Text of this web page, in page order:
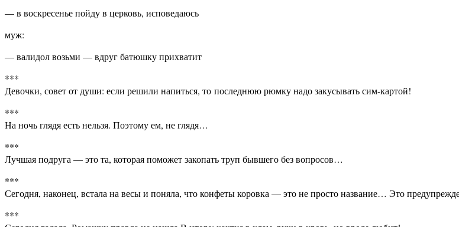
— в воскресенье пойду в церковь, исповедаюсь
муж:
— валидол возьми — вдруг батюшку прихватит
***
Девочки, совет от души: если решили напиться, то последнюю рюмку надо закусывать сим-картой!
***
На ночь глядя есть нельзя. Поэтому ем, не глядя…
***
Лучшая подруга — это та, которая поможет закопать труп бывшего без вопросов…
***
Сегодня, наконец, встала на весы и поняла, что конфеты коровка — это не просто название… Это
***